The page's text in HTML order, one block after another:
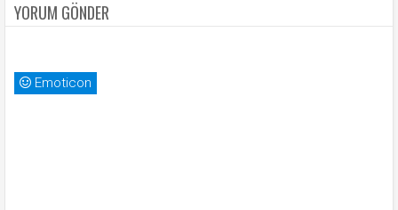
YORUM GÖNDER
Emoticon